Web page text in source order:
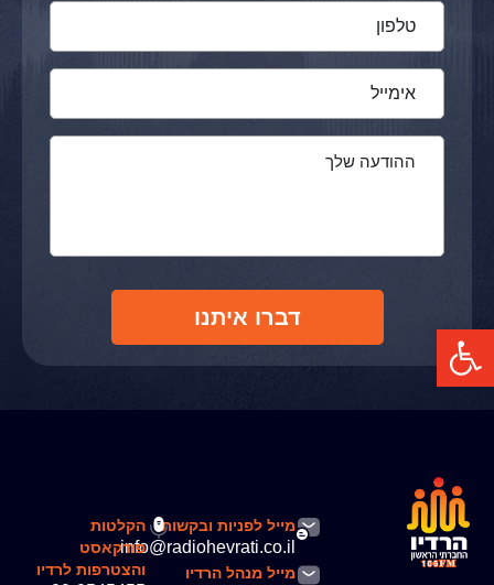
פתח סרגל נגישות
דברו איתנו
info@radiohevrati.co.il
מייל לפניות ובקשות
מייל מנהל הרדיו
הקלטות
פודקאסט
והצטרפות לרדיו